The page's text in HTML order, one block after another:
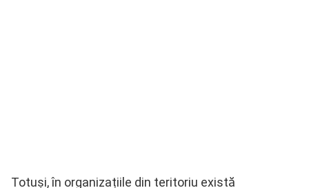
Totuși, în organizațiile din teritoriu există